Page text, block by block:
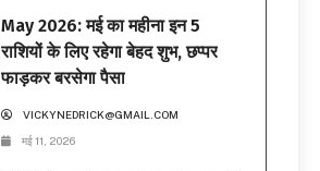
May 2026: मई का महीना इन 5
राशियों के लिए रहेगा बेहद शुभ, छप्पर
फाड़कर बरसेगा पैसा
VICKYNEDRICK@GMAIL.COM
मई 11, 2026